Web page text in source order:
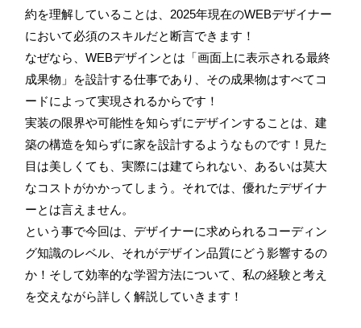
約を理解していることは、2025年現在のWEBデザイナー
において必須のスキルだと断言できます！
なぜなら、WEBデザインとは「画面上に表示される最終
成果物」を設計する仕事であり、その成果物はすべてコ
ードによって実現されるからです！
実装の限界や可能性を知らずにデザインすることは、建
築の構造を知らずに家を設計するようなものです！見た
目は美しくても、実際には建てられない、あるいは莫大
なコストがかかってしまう。それでは、優れたデザイナ
ーとは言えません。
という事で今回は、デザイナーに求められるコーディン
グ知識のレベル、それがデザイン品質にどう影響するの
か！そして効率的な学習方法について、私の経験と考え
を交えながら詳しく解説していきます！